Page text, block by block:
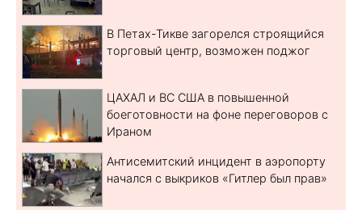
В Петах-Тикве загорелся строящийся
торговый центр, возможен поджог
ЦАХАЛ и ВС США в повышенной
боеготовности на фоне переговоров с
Ираном
Антисемитский инцидент в аэропорту
начался с выкриков «Гитлер был прав»